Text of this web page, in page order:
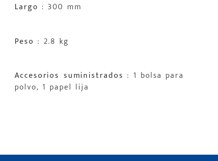
Largo : 300 mm
Peso : 2.8 kg
Accesorios suministrados : 1 bolsa para
polvo, 1 papel lija